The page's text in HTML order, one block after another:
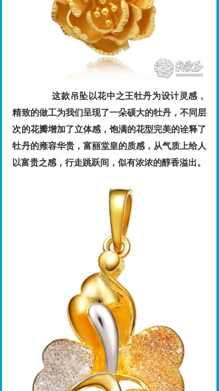
这款吊坠以花中之王牡丹为设计灵感，
精致的做工为我们呈现了一朵硕大的牡丹，不同层
次的花瓣增加了立体感，饱满的花型完美的诠释了
牡丹的雍容华贵，富丽堂皇的质感，从气质上给人
以富贵之感，行走跳跃间，似有浓浓的醇香溢出。